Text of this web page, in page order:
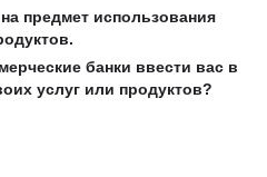
предмет использования
банки ввести вас в
услуг или продуктов?